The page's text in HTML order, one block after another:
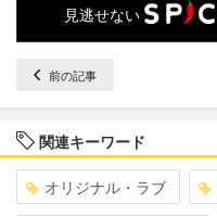
見逃せない
前の記事
関連キーワード
オリジナル・ラブ